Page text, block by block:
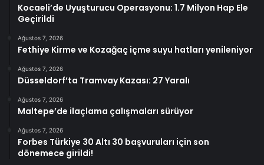
Kocaeli’de Uyuşturucu Operasyonu: 1.7 Milyon Hap Ele
Geçirildi
Ağustos 7, 2026
Fethiye Kirme ve Kozağaç içme suyu hatları yenileniyor
Ağustos 7, 2026
Düsseldorf’ta Tramvay Kazası: 27 Yaralı
Ağustos 7, 2026
Maltepe’de ilaçlama çalışmaları sürüyor
Ağustos 7, 2026
Forbes Türkiye 30 Altı 30 başvuruları için son
dönemece girildi!